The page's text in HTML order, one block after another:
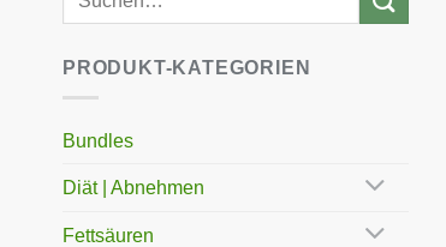
PRODUKT-KATEGORIEN
Bundles
Diät | Abnehmen
Fettsäuren